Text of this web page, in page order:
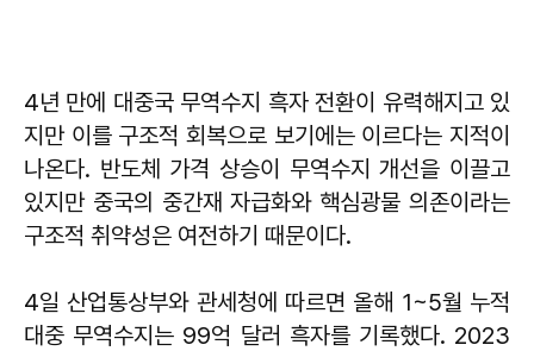
4년 만에 대중국 무역수지 흑자 전환이 유력해지고 있
지만 이를 구조적 회복으로 보기에는 이르다는 지적이
나온다. 반도체 가격 상승이 무역수지 개선을 이끌고
있지만 중국의 중간재 자급화와 핵심광물 의존이라는
구조적 취약성은 여전하기 때문이다.
4일 산업통상부와 관세청에 따르면 올해 1~5월 누적
대중 무역수지는 99억 달러 흑자를 기록했다. 2023